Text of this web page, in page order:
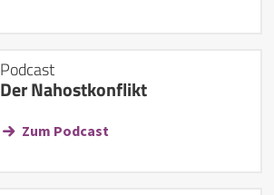
Podcast
Der Nahostkonflikt
Zum Podcast